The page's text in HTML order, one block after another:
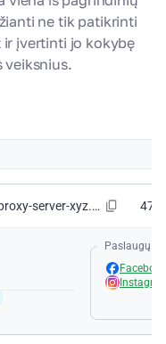
ne tik patikrinti
įvertinti jo kokybę
veiksnius.
proxy-server-xyz.com:8080
Paslaugų
Facebook